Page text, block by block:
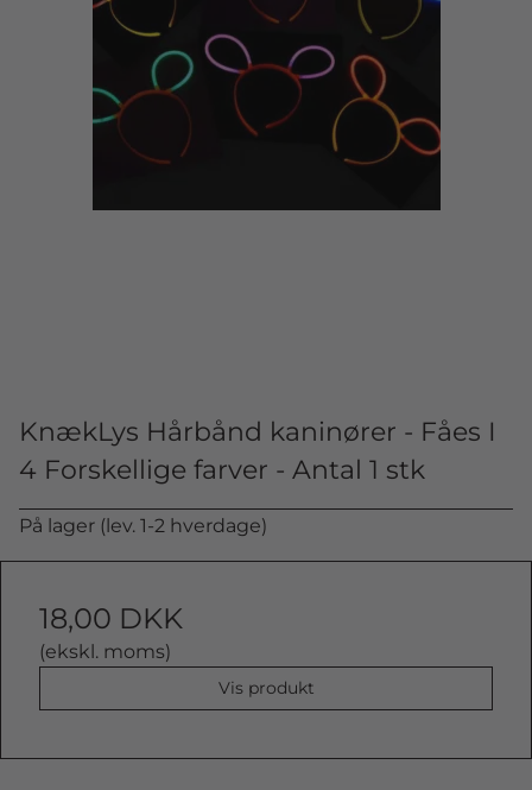
KnækLys Hårbånd kaninører - Fåes I
4 Forskellige farver - Antal 1 stk
På lager (lev. 1-2 hverdage)
18,00 DKK
(ekskl. moms)
Vis produkt